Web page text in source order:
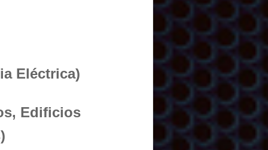
Eléctrica)
Edificios